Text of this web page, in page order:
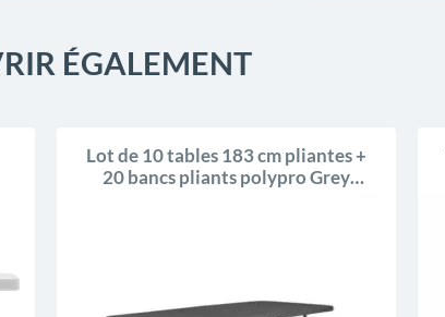
ÉGALEMENT
Lot de 10 tables 183 cm pliantes +
20 bancs pliants polypro Grey